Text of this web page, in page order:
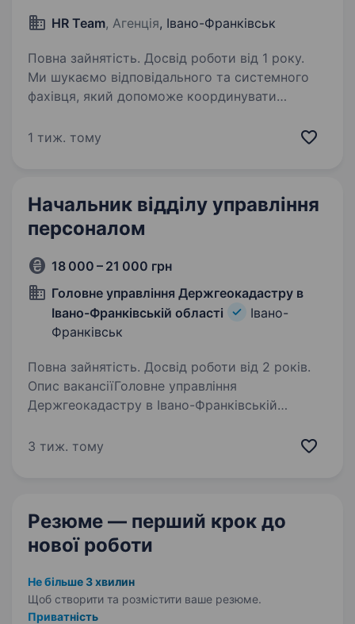
HR Team, Агенція, Івано-Франківськ
Повна зайнятість. Досвід роботи від 1 року.
Ми шукаємо відповідального та системного
фахівця, який допоможе координувати
контракти та забезпечувати ефективну
1 тиж. тому
Начальник відділу управління
персоналом
18 000 – 21 000 грн
Головне управління Держгеокадастру в
Івано-Франківській області
Івано-
Франківськ
Повна зайнятість. Досвід роботи від 2 років.
Опис вакансіїГоловне управління
Держгеокадастру в Івано-Франківській
працівника на вакансію: начальник відділу
3 тиж. тому
Резюме — перший крок до
нової роботи
Не більше 3 хвилин
Щоб створити та розмістити ваше резюме.
Приватність